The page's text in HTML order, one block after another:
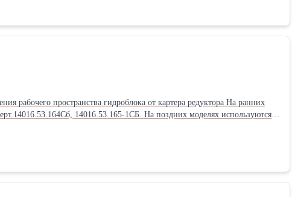
рабочего пространства гидроблока от картера редуктора На ранних
14016.53.165-1СБ. На поздних моделях используются
1180L1 черт.96074.53.450, черт.14036.53.450, черт.96074.53.979,
корпуса Сталь 35 ГОСТ 1050-74. Ориентировочная стоимость